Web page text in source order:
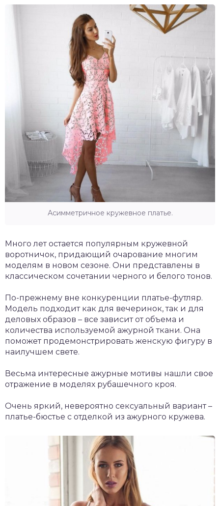
Асимметричное кружевное платье.
Много лет остается популярным кружевной
воротничок, придающий очарование многим
моделям в новом сезоне. Они представлены в
классическом сочетании черного и белого тонов.
По-прежнему вне конкуренции платье-футляр.
Модель подходит как для вечеринок, так и для
деловых образов – все зависит от объема и
количества используемой ажурной ткани. Она
поможет продемонстрировать женскую фигуру в
наилучшем свете.
Весьма интересные ажурные мотивы нашли свое
отражение в моделях рубашечного кроя.
Очень яркий, невероятно сексуальный вариант –
платье-бюстье с отделкой из ажурного кружева.